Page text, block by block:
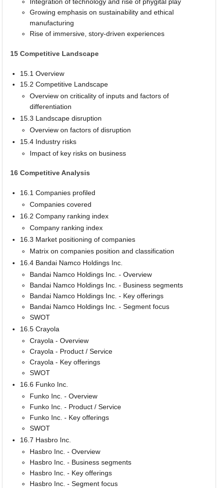
Integration of technology and rise of phygital play
Growing emphasis on sustainability and ethical
manufacturing
Rise of immersive, story-driven experiences
15 Competitive Landscape
15.1 Overview
15.2 Competitive Landscape
Overview on criticality of inputs and factors of
differentiation
15.3 Landscape disruption
Overview on factors of disruption
15.4 Industry risks
Impact of key risks on business
16 Competitive Analysis
16.1 Companies profiled
Companies covered
16.2 Company ranking index
Company ranking index
16.3 Market positioning of companies
Matrix on companies position and classification
16.4 Bandai Namco Holdings Inc.
Bandai Namco Holdings Inc. - Overview
Bandai Namco Holdings Inc. - Business segments
Bandai Namco Holdings Inc. - Key offerings
Bandai Namco Holdings Inc. - Segment focus
SWOT
16.5 Crayola
Crayola - Overview
Crayola - Product / Service
Crayola - Key offerings
SWOT
16.6 Funko Inc.
Funko Inc. - Overview
Funko Inc. - Product / Service
Funko Inc. - Key offerings
SWOT
16.7 Hasbro Inc.
Hasbro Inc. - Overview
Hasbro Inc. - Business segments
Hasbro Inc. - Key offerings
Hasbro Inc. - Segment focus